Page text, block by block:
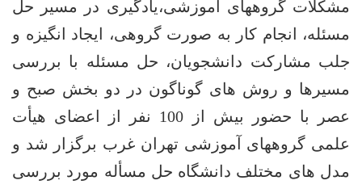
گروههای آموزشی،یادگیری در مسیر حل
انجام کار به صورت گروهی، ایجاد انگیزه و
مشارکت دانشجویان، حل مسئله با بررسی
و روش های گوناگون در دو بخش صبح و
عصر با حضور بیش از 100 نفر از اعضای هیأت
گروههای آموزشی تهران غرب برگزار شد و
های مختلف دانشگاه حل مسأله مورد بررسی